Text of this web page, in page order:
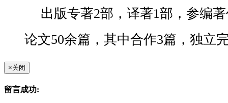
出版专著2部，译著1部，参编
论文50余篇，其中合作3篇，独立
×关闭
留言成功: